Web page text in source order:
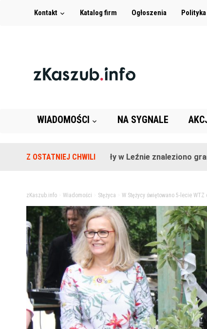
Kontakt Katalog firm Ogłoszenia
WIADOMOŚCI NA SYGNALE
Z OSTATNIEJ CHWILI
Na terenie szkoły w Leźnie znaleziono granat!
zKaszub.info> Wiadomości Stężyca W Stężycy świętowano 5-lecie WTZ